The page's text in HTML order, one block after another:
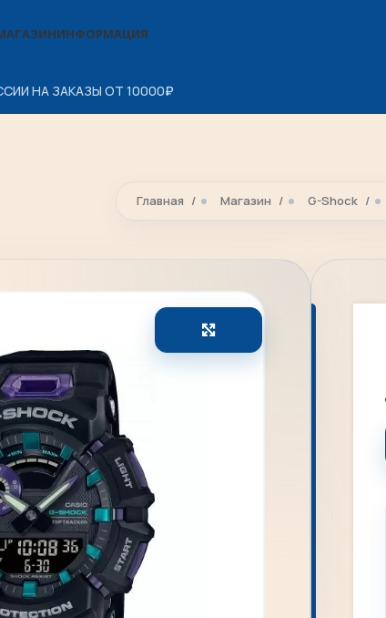
ИНФОРМАЦИЯ
НА ЗАКАЗЫ ОТ 10000₽
Главная Магазин G-Shock